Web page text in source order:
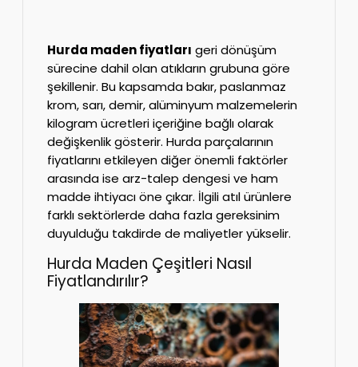
Hurda maden fiyatları geri dönüşüm
sürecine dahil olan atıkların grubuna göre
şekillenir. Bu kapsamda bakır, paslanmaz
krom, sarı, demir, alüminyum malzemelerin
kilogram ücretleri içeriğine bağlı olarak
değişkenlik gösterir. Hurda parçalarının
fiyatlarını etkileyen diğer önemli faktörler
arasında ise arz-talep dengesi ve ham
madde ihtiyacı öne çıkar. İlgili atıl ürünlere
farklı sektörlerde daha fazla gereksinim
duyulduğu takdirde de maliyetler yükselir.
Hurda Maden Çeşitleri Nasıl
Fiyatlandırılır?